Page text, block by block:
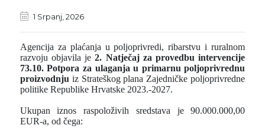
1 Srpanj, 2026
Agencija za plaćanja u poljoprivredi, ribarstvu i ruralnom
razvoju objavila je2. Natječaj za provedbu intervencije
73.10. Potpora za ulaganja u primarnu poljoprivrednu
proizvodnju iz Strateškog plana Zajedničke poljoprivredne
politike Republike Hrvatske 2023.-2027.
Ukupan iznos raspoloživih sredstava je 90.000.000,00
EUR-a, od čega: